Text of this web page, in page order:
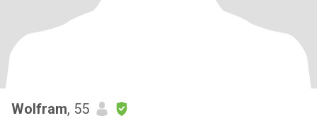
Wolfram, 55